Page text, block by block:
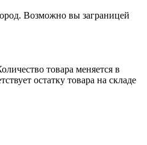
Возможно вы заграницей
товара меняется в
остатку товара на складе